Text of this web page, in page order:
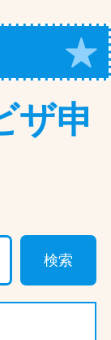
ザ申
検索